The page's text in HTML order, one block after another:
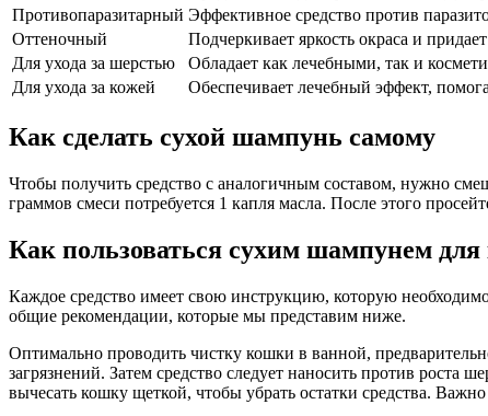
Противопаразитарный Эффективное средство против
Оттеночный
Подчеркивает яркость окраса и
Для ухода за шерстью
Обладает как лечебными, так и
Для ухода за кожей
Обеспечивает лечебный эффект,
Как сделать сухой шампунь самому
Чтобы получить средство с аналогичным составом, нужно
граммов смеси потребуется 1 капля масла. После этого
Как пользоваться сухим шампунем
Каждое средство имеет свою инструкцию, которую
общие рекомендации, которые мы представим ниже.
Оптимально проводить чистку кошки в ванной,
загрязнений. Затем средство следует наносить против роста
вычесать кошку щеткой, чтобы убрать остатки средства.